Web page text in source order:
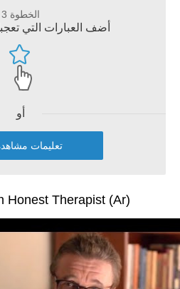
الخطوة 3
أضف العبارات التي
أو
تعليمات
Honest Therapist (Ar)